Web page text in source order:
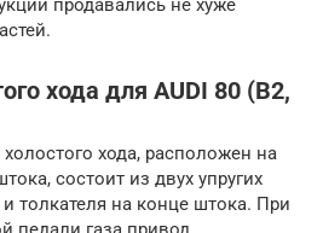
продавались не хуже
хода для AUDI 80 (B2,
хода, расположен на
состоит из двух упругих
толкателя на конце штока. При